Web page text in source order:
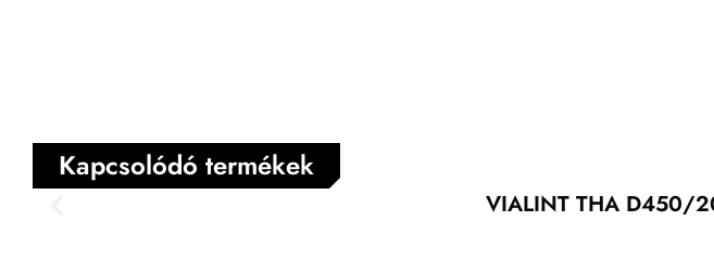
Kapcsolódó termékek
VIALINT THA D450/